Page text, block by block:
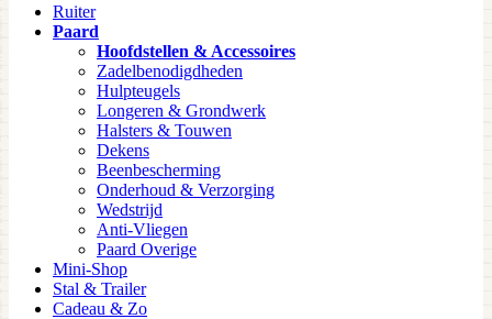
Ruiter
Paard
Hoofdstellen & Accessoires
Zadelbenodigdheden
Hulpteugels
Longeren & Grondwerk
Halsters & Touwen
Dekens
Beenbescherming
Onderhoud & Verzorging
Wedstrijd
Anti-Vliegen
Paard Overige
Mini-Shop
Stal & Trailer
Cadeau & Zo